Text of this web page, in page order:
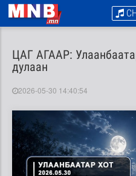
ЦАГ АГААР:
дулаан
2026-05-30 14:40:54